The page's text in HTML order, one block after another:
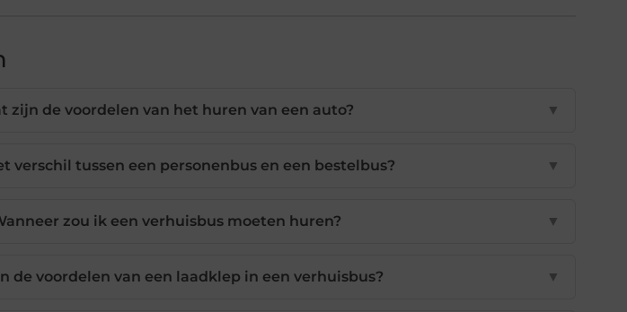
zijn de voordelen van het huren van een auto? ▼
verschil tussen een personenbus en een bestelbus? ▼
zou ik een verhuisbus moeten huren? ▼
de voordelen van een laadklep in een verhuisbus? ▼